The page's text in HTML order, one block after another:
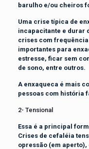
barulho e/ou cheiros
Uma crise típica de
incapacitante e durar
crises com
importantes para
estresse, ficar sem
de sono, entre outros.
A enxaqueca é mais
pessoas com história
2- Tensional
Essa é a principal
Crises de cefaléia
opressão (em